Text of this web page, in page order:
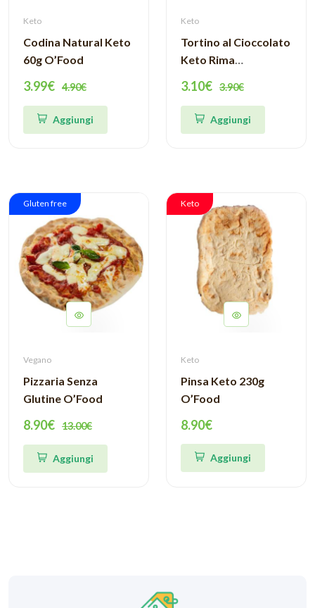
Keto
Codina Natural Keto
60g O’Food
3.99€ 4.90€
Aggiungi
Keto
Tortino al Cioccolato
Keto Rima
3.10€ 3.90€
Aggiungi
Gluten free
Vegano
Pizzaria Senza
Glutine O’Food
8.90€ 13.00€
Aggiungi
Keto
Keto
Pinsa Keto 230g
O’Food
8.90€
Aggiungi